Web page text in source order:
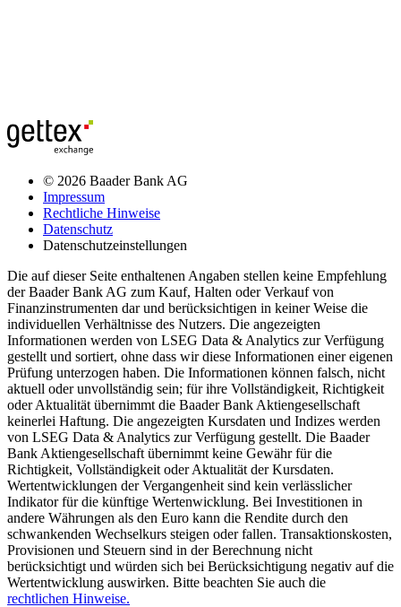
© 2026 Baader Bank AG
Impressum
Rechtliche Hinweise
Datenschutz
Datenschutzeinstellungen
Die auf dieser Seite enthaltenen Angaben stellen keine Empfehlung
der Baader Bank AG zum Kauf, Halten oder Verkauf von
Finanzinstrumenten dar und berücksichtigen in keiner Weise die
individuellen Verhältnisse des Nutzers. Die angezeigten
Informationen werden von LSEG Data & Analytics zur Verfügung
gestellt und sortiert, ohne dass wir diese Informationen einer eigenen
Prüfung unterzogen haben. Die Informationen können falsch, nicht
aktuell oder unvollständig sein; für ihre Vollständigkeit, Richtigkeit
oder Aktualität übernimmt die Baader Bank Aktiengesellschaft
keinerlei Haftung. Die angezeigten Kursdaten und Indizes werden
von LSEG Data & Analytics zur Verfügung gestellt. Die Baader
Bank Aktiengesellschaft übernimmt keine Gewähr für die
Richtigkeit, Vollständigkeit oder Aktualität der Kursdaten.
Wertentwicklungen der Vergangenheit sind kein verlässlicher
Indikator für die künftige Wertenwicklung. Bei Investitionen in
andere Währungen als den Euro kann die Rendite durch den
schwankenden Wechselkurs steigen oder fallen. Transaktionskosten,
Provisionen und Steuern sind in der Berechnung nicht
berücksichtigt und würden sich bei Berücksichtigung negativ auf die
Wertentwicklung auswirken. Bitte beachten Sie auch die
rechtlichen Hinweise.